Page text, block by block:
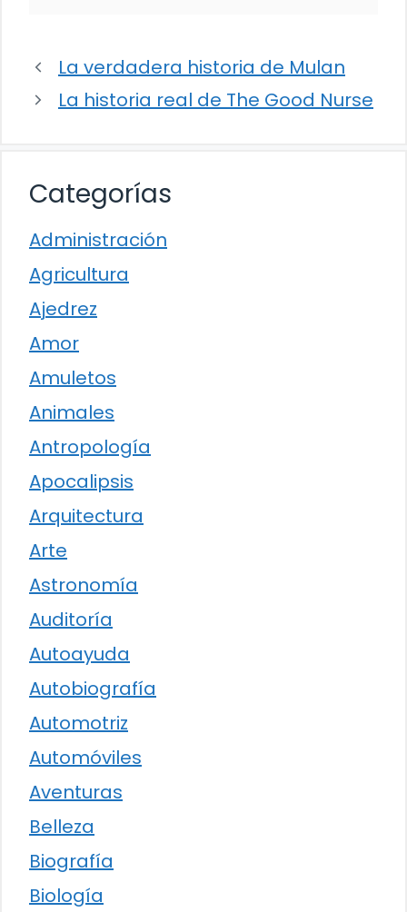
La verdadera historia de Mulan
La historia real de The Good Nurse
Categorías
Administración
Agricultura
Ajedrez
Amor
Amuletos
Animales
Antropología
Apocalipsis
Arquitectura
Arte
Astronomía
Auditoría
Autoayuda
Autobiografía
Automotriz
Automóviles
Aventuras
Belleza
Biografía
Biología